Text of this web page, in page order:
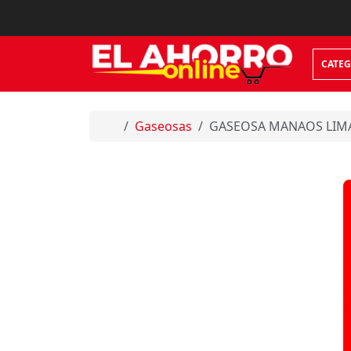
Home
Gaseosas GASEOSA MANAOS